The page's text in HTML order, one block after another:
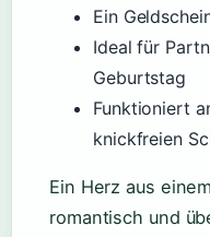
Ein
Ideal für
Geburtstag
Funktioniert
knickfreien
Ein Herz aus
romantisch und